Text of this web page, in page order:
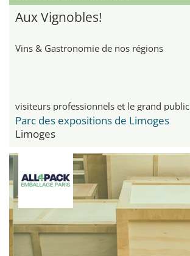
Aux Vignobles!
Vins & Gastronomie de nos régions
visiteurs professionnels et le grand public
Parc des expositions de Limoges
Limoges